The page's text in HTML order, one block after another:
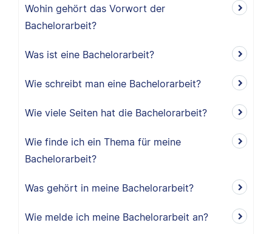
Wohin gehört das Vorwort der
Bachelorarbeit?
Was ist eine Bachelorarbeit?
Wie schreibt man eine Bachelorarbeit?
Wie viele Seiten hat die Bachelorarbeit?
Wie finde ich ein Thema für meine
Bachelorarbeit?
Was gehört in meine Bachelorarbeit?
Wie melde ich meine Bachelorarbeit an?